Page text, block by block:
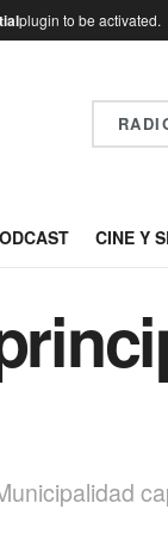
plugin to be activated.
CINE Y